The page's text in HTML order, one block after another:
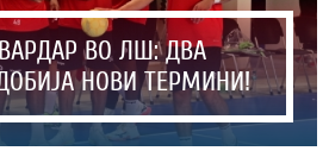
ВО ЛШ: ДВА
НОВИ ТЕРМИНИ!